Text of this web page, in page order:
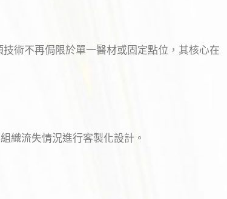
術不再侷限於單一醫材或固定點位，其核心在
織流失情況進行客製化設計。